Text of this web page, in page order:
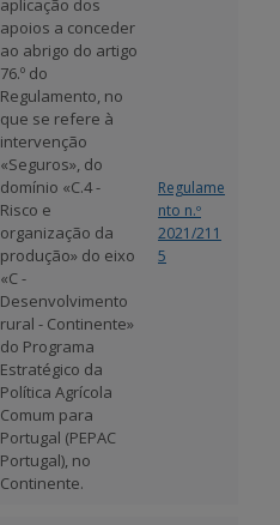
aplicação dos
apoios a conceder
ao abrigo do artigo
76.º do
Regulamento, no
que se refere à
intervenção
«Seguros», do
domínio «C.4 -
Risco e
organização da
produção» do eixo
«C -
Desenvolvimento
rural - Continente»
do Programa
Estratégico da
Política Agrícola
Comum para
Portugal (PEPAC
Portugal), no
Continente.
Regulame
nto n.º
2021/211
5